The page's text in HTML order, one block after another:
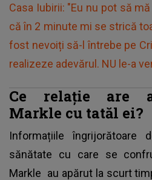
Casa Iubirii: "Eu nu pot să
că în 2 minute mi se strică
fost nevoiți să-l întrebe pe
realizeze adevărul. NU le-a
Ce relație are
Markle cu tatăl ei?
Informațiile îngrijorătoare
sănătate cu care se
Markle au apărut la scurt